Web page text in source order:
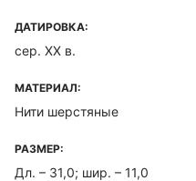
ДАТИРОВКА:
сер. XX в.
МАТЕРИАЛ:
Нити шерстяные
РАЗМЕР:
Дл. – 31,0; шир. – 11,0